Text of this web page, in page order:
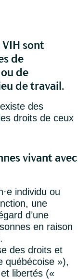
sont
de
de
de travail.
des
droits de ceux
vivant avec
individu ou
une
d’une
en raison
des droits et
québécoise »),
libertés («